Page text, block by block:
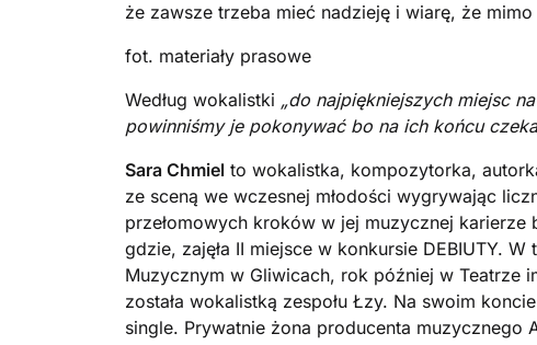
że zawsze trzeba mieć nadzieję i wiarę, że
fot. materiały prasowe
Według wokalistki „do najpiękniejszych miejsc
powinniśmy je pokonywać bo na ich końcu
Sara Chmiel to wokalistka, kompozytorka,
ze sceną we wczesnej młodości wygrywając
przełomowych kroków w jej muzycznej karierze
gdzie, zajęła II miejsce w konkursie DEBIUTY.
Muzycznym w Gliwicach, rok później w Teatrze
została wokalistką zespołu Łzy. Na swoim
single. Prywatnie żona producenta muzycznego